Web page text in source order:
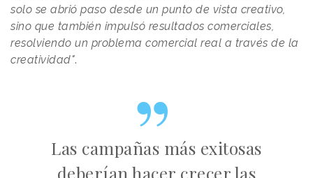
solo se abrió paso desde un punto de vista creativo,
sino que también impulsó resultados comerciales,
resolviendo un problema comercial real a través de la
creatividad".
Las campañas más exitosas
deberían hacer crecer las